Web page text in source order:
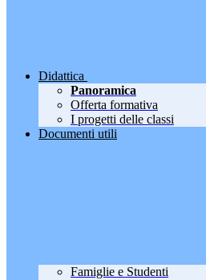
Didattica
Panoramica
Offerta formativa
I progetti delle classi
Documenti utili
Famiglie e Studenti